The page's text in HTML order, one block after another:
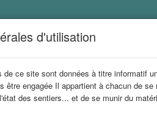
d'utilisation
de ce site sont données à titre informatif
être engagée Il appartient à chacun de
des sentiers... et de se munir du
Itinérances Réserver